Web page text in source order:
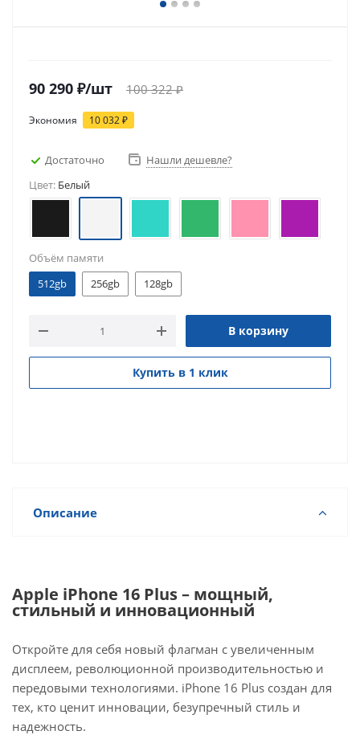
90 290 ₽/шт 100 322₽
Экономия 10 032₽
Достаточно
Нашли дешевле?
Цвет: Белый
Объём памяти
512gb
256gb 128gb
В корзину
Купить в 1 клик
Описание
Apple iPhone 16 Plus – мощный,
стильный и инновационный
Откройте для себя новый флагман с увеличенным
дисплеем, революционной производительностью и
передовыми технологиями. iPhone 16 Plus создан для
тех, кто ценит инновации, безупречный стиль и
надежность.